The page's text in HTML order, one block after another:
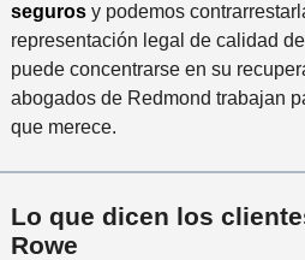
segurosy podemos
representación legal de calidad de
puede concentrarse en su
abogados de Redmond trabajan
que merece.
Lo que dicen los
Rowe